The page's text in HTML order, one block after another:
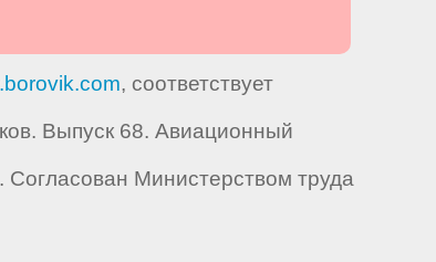
, соответствует
Выпуск 68. Авиационный
Согласован Министерством труда